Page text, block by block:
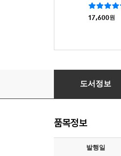
17,600원
편안함의 습격
도서정보
품목정보
발행일